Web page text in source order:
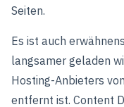
Seiten.
Es ist auch
langsamer geladen
Hosting-Anbieters
entfernt ist. Content